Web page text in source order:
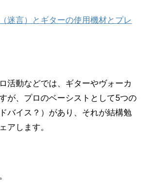
迷言）とギターの使用機材とプレ
活動などでは、ギターやヴォーカ
が、プロのベーシストとして5つの
バイス？）があり、それが結構勉
アします。